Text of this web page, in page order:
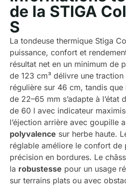
de la STIGA
S
La tondeuse thermique Stiga
puissance, confort et
résultat net en un minimum de
de 123 cm³ délivre une traction
régulière sur 46 cm, tandis
de 22–65 mm s’adapte à l’état
de 60 l avec indicateur
l’éjection arrière avec goupille
polyvalence sur herbe haute.
réglable améliore le confort de
précision en bordures. Le
la robustesse pour un usage
sur terrains plats ou avec